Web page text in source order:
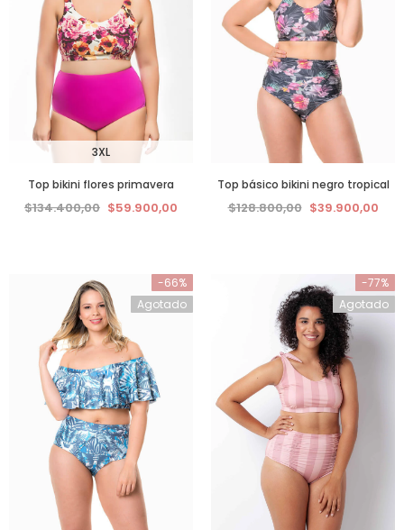
3XL
Top bikini flores primavera
$134.400,00 $59.900,00
Top básico bikini negro tropical
$128.800,00 $39.900,00
-66%
Agotado
-77%
Agotado